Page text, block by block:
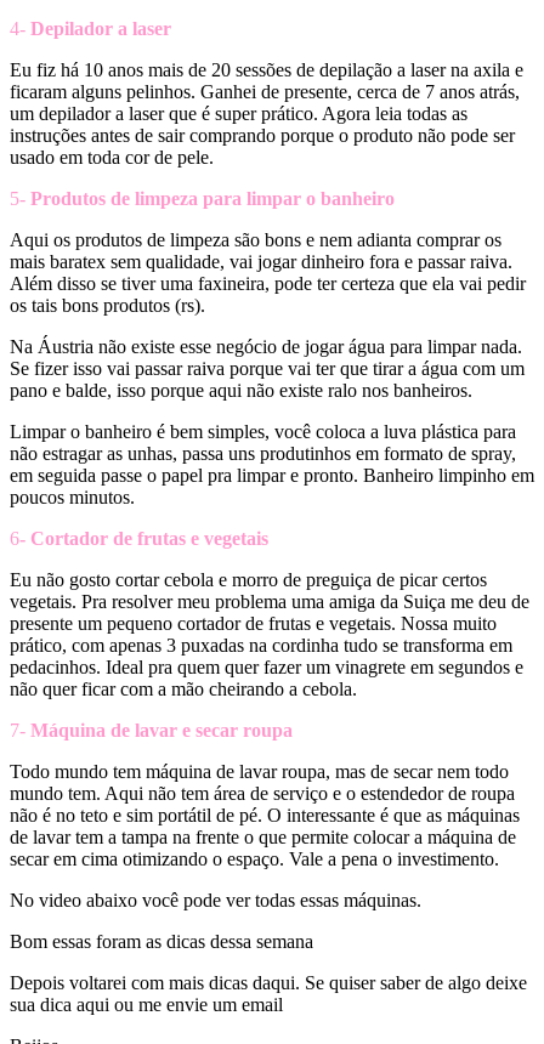
4- Depilador a laser
Eu fiz há 10 anos mais de 20 sessões de depilação a laser na axila e
ficaram alguns pelinhos. Ganhei de presente, cerca de 7 anos atrás,
um depilador a laser que é super prático. Agora leia todas as
instruções antes de sair comprando porque o produto não pode ser
usado em toda cor de pele.
5- Produtos de limpeza para limpar o banheiro
Aqui os produtos de limpeza são bons e nem adianta comprar os
mais baratex sem qualidade, vai jogar dinheiro fora e passar raiva.
Além disso se tiver uma faxineira, pode ter certeza que ela vai pedir
os tais bons produtos (rs).
Na Áustria não existe esse negócio de jogar água para limpar nada.
Se fizer isso vai passar raiva porque vai ter que tirar a água com um
pano e balde, isso porque aqui não existe ralo nos banheiros.
Limpar o banheiro é bem simples, você coloca a luva plástica para
não estragar as unhas, passa uns produtinhos em formato de spray,
em seguida passe o papel pra limpar e pronto. Banheiro limpinho em
poucos minutos.
6- Cortador de frutas e vegetais
Eu não gosto cortar cebola e morro de preguiça de picar certos
vegetais. Pra resolver meu problema uma amiga da Suiça me deu de
presente um pequeno cortador de frutas e vegetais. Nossa muito
prático, com apenas 3 puxadas na cordinha tudo se transforma em
pedacinhos. Ideal pra quem quer fazer um vinagrete em segundos e
não quer ficar com a mão cheirando a cebola.
7- Máquina de lavar e secar roupa
Todo mundo tem máquina de lavar roupa, mas de secar nem todo
mundo tem. Aqui não tem área de serviço e o estendedor de roupa
não é no teto e sim portátil de pé. O interessante é que as máquinas
de lavar tem a tampa na frente o que permite colocar a máquina de
secar em cima otimizando o espaço. Vale a pena o investimento.
No video abaixo você pode ver todas essas máquinas.
Bom essas foram as dicas dessa semana
Depois voltarei com mais dicas daqui. Se quiser saber de algo deixe
sua dica aqui ou me envie um email